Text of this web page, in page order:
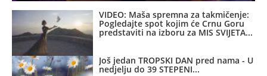
VIDEO: Maša spremna za takmičenje:
Pogledajte spot kojim će Crnu Goru
predstaviti na izboru za MIS SVIJETA
Još jedan TROPSKI DAN pred nama - U
nedjelju do 39 STEPENI